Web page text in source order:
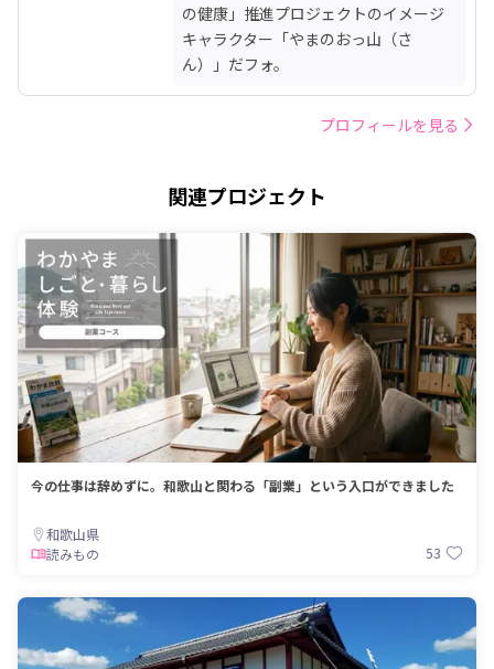
の健康」推進プロジェクトのイメージ
キャラクター「やまのおっ山（さ
ん）」だフォ。
プロフィールを見る
関連プロジェクト
今の仕事は辞めずに。和歌山と関わる「副業」という入口ができました
和歌山県
読みもの
53